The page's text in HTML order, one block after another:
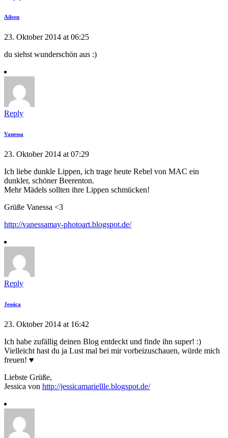
Aileen
23. Oktober 2014 at 06:25
du siehst wunderschön aus :)
Reply
Vanessa
23. Oktober 2014 at 07:29
Ich liebe dunkle Lippen, ich trage heute Rebel von MAC ein
dunkler, schöner Beerenton.
Mehr Mädels sollten ihre Lippen schmücken!
Grüße Vanessa <3
http://vanessamay-photoart.blogspot.de/
Reply
Jessica
23. Oktober 2014 at 16:42
Ich habe zufällig deinen Blog entdeckt und finde ihn super! :)
Vielleicht hast du ja Lust mal bei mir vorbeizuschauen, würde mich
freuen! ♥
Liebste Grüße,
Jessica von http://jessicamariellle.blogspot.de/